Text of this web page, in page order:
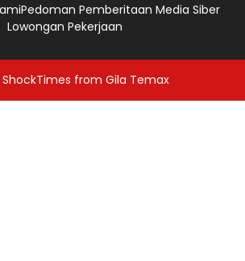
Pedoman Pemberitaan Media Siber
Lowongan Pekerjaan
ShockTimes from Gila Temax